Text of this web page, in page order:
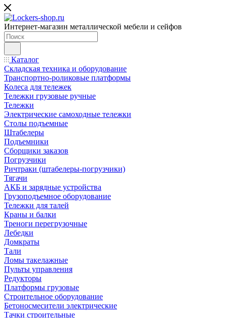
Интернет-магазин металлической мебели и сейфов
Каталог
Складская техника и оборудование
Транспортно-роликовые платформы
Колеса для тележек
Тележки грузовые ручные
Тележки
Электрические самоходные тележки
Столы подъемные
Штабелеры
Подъемники
Сборщики заказов
Погрузчики
Ричтраки (штабелеры-погрузчики)
Тягачи
АКБ и зарядные устройства
Грузоподъемное оборудование
Тележки для талей
Краны и балки
Треноги перегрузочные
Лебедки
Домкраты
Тали
Ломы такелажные
Пульты управления
Редукторы
Платформы грузовые
Строительное оборудование
Бетоносмесители электрические
Тачки строительные